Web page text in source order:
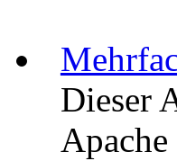
Dieser